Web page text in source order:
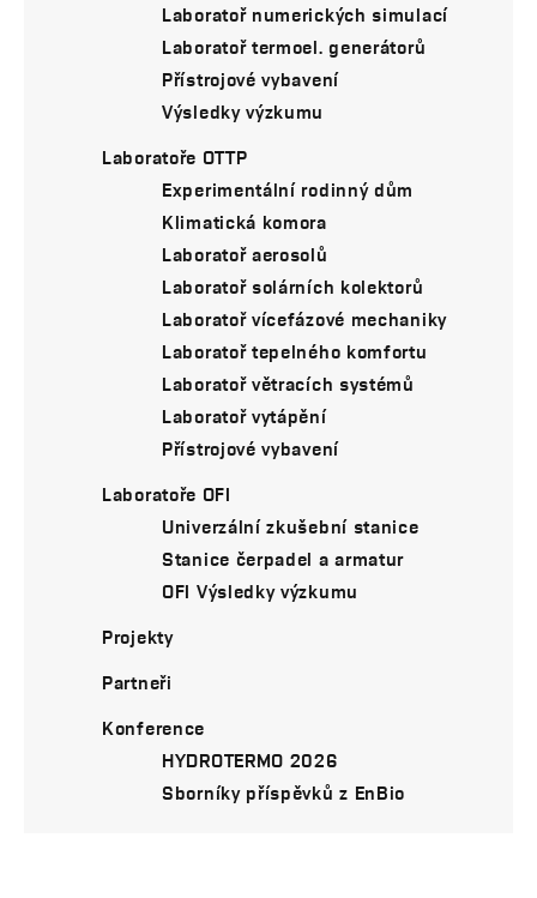
Laboratoř numerických simulací
Laboratoř termoel. generátorů
Přístrojové vybavení
Výsledky výzkumu
Laboratoře OTTP
Experimentální rodinný dům
Klimatická komora
Laboratoř aerosolů
Laboratoř solárních kolektorů
Laboratoř vícefázové mechaniky
Laboratoř tepelného komfortu
Laboratoř větracích systémů
Laboratoř vytápění
Přístrojové vybavení
Laboratoře OFI
Univerzální zkušební stanice
Stanice čerpadel a armatur
OFI Výsledky výzkumu
Projekty
Partneři
Konference
HYDROTERMO 2026
Sborníky příspěvků z EnBio